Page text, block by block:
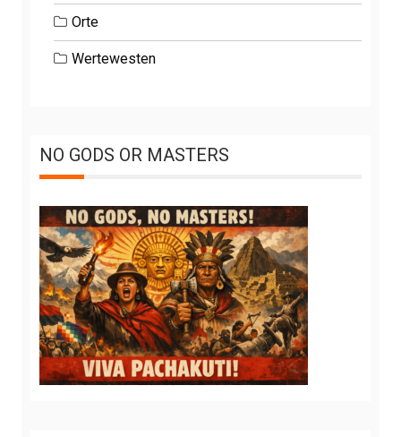
Orte
Wertewesten
NO GODS OR MASTERS